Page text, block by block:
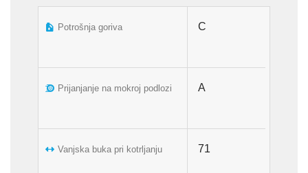
Potrošnja goriva
Prijanjanje na mokroj podlozi
Vanjska buka pri kotrljanju
C
A
71